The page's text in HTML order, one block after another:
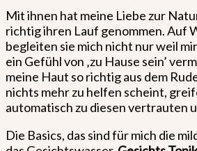
Mit ihnen hat meine Liebe zur
richtig ihren Lauf genommen. Auf
begleiten sie mich nicht nur weil
ein Gefühl von ‚zu Hause sein’
meine Haut so richtig aus dem
nichts mehr zu helfen scheint,
automatisch zu diesen vertrauten
Die Basics, das sind für mich die